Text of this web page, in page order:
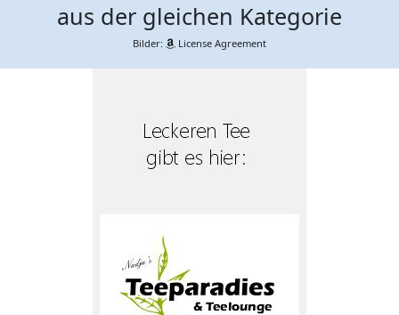
aus der gleichen Kategorie
Bilder: License Agreement